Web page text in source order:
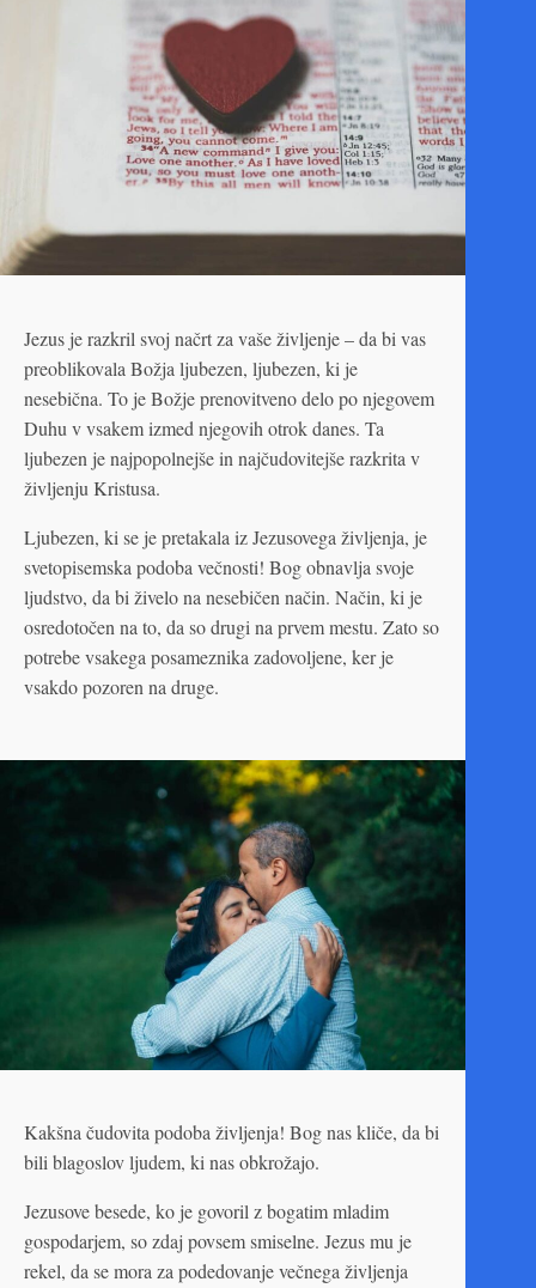
Jezus je razkril svoj načrt za vaše življenje – da bi vas
preoblikovala Božja ljubezen, ljubezen, ki je
nesebična. To je Božje prenovitveno delo po njegovem
Duhu v vsakem izmed njegovih otrok danes. Ta
ljubezen je najpopolnejše in najčudovitejše razkrita v
življenju Kristusa.
Ljubezen, ki se je pretakala iz Jezusovega življenja, je
svetopisemska podoba večnosti! Bog obnavlja svoje
ljudstvo, da bi živelo na nesebičen način. Način, ki je
osredotočen na to, da so drugi na prvem mestu. Zato so
potrebe vsakega posameznika zadovoljene, ker je
vsakdo pozoren na druge.
Kakšna čudovita podoba življenja! Bog nas kliče, da bi
bili blagoslov ljudem, ki nas obkrožajo.
Jezusove besede, ko je govoril z bogatim mladim
gospodarjem, so zdaj povsem smiselne. Jezus mu je
rekel, da se mora za podedovanje večnega življenja